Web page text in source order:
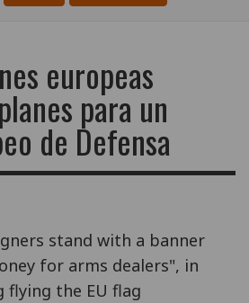
europeas
para un
de Defensa